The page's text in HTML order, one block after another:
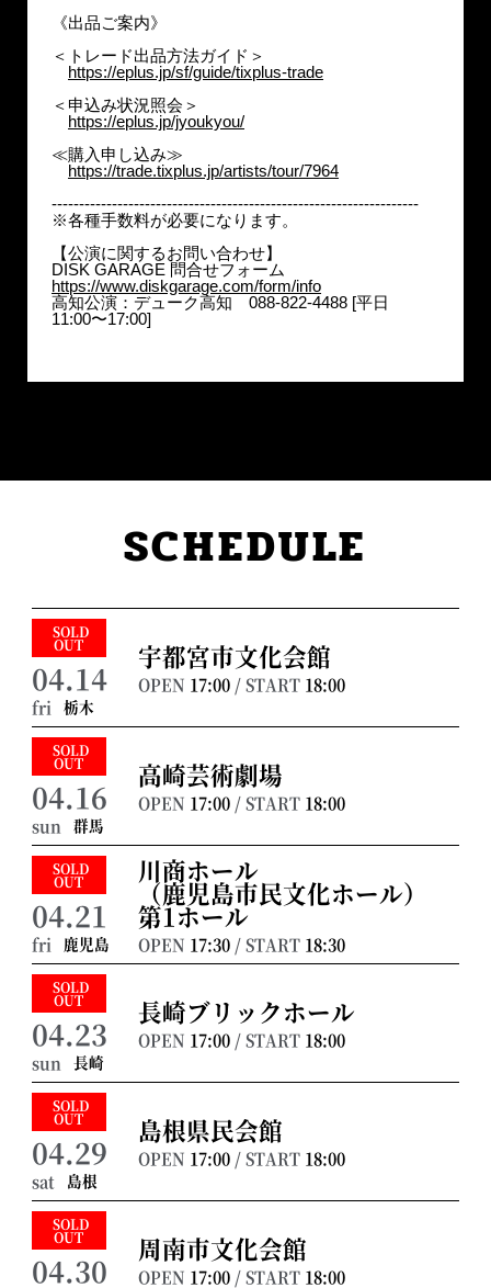
《出品ご案内》
＜トレード出品方法ガイド＞
https://eplus.jp/sf/guide/tixplus-trade
＜申込み状況照会＞
https://eplus.jp/jyoukyou/
≪購入申し込み≫
https://trade.tixplus.jp/artists/tour/7964
-------------------------------------------------------------------
※各種手数料が必要になります。
【公演に関するお問い合わせ】
DISK GARAGE 問合せフォーム
https://www.diskgarage.com/form/info
高知公演：デューク高知 088-822-4488 [平日
11:00〜17:00]
SCHEDULE
SOLD
OUT
04.14
fri 栃木
宇都宮市文化会館
OPEN 17:00 / START 18:00
SOLD
OUT
04.16
sun 群馬
高崎芸術劇場
OPEN 17:00 / START 18:00
SOLD
OUT
04.21
fri 鹿児島
川商ホール
（鹿児島市民文化ホール）
第1ホール
OPEN 17:30 / START 18:30
SOLD
OUT
04.23
sun 長崎
長崎ブリックホール
OPEN 17:00 / START 18:00
SOLD
OUT
04.29
sat 島根
島根県民会館
OPEN 17:00 / START 18:00
SOLD
OUT
04.30
周南市文化会館
OPEN 17:00 / START 18:00